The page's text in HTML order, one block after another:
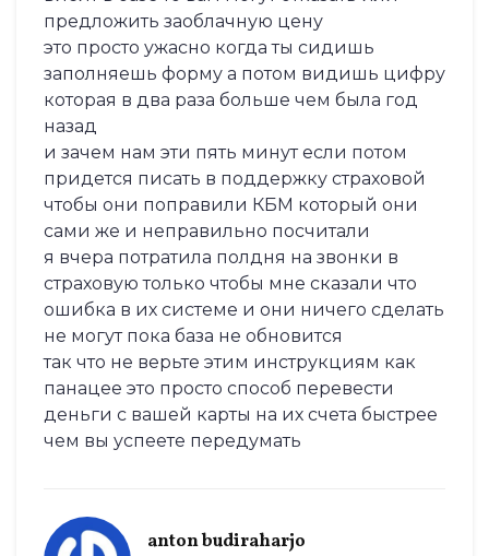
предложить заоблачную цену
это просто ужасно когда ты сидишь
заполняешь форму а потом видишь цифру
которая в два раза больше чем была год
назад
и зачем нам эти пять минут если потом
придется писать в поддержку страховой
чтобы они поправили КБМ который они
сами же и неправильно посчитали
я вчера потратила полдня на звонки в
страховую только чтобы мне сказали что
ошибка в их системе и они ничего сделать
не могут пока база не обновится
так что не верьте этим инструкциям как
панацее это просто способ перевести
деньги с вашей карты на их счета быстрее
чем вы успеете передумать
anton budiraharjo